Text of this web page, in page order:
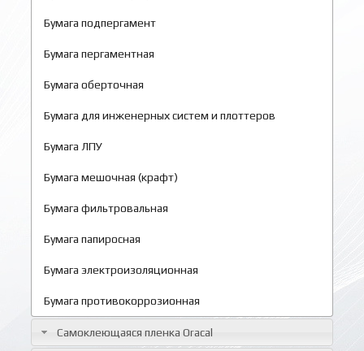
Бумага подпергамент
Бумага пергаментная
Бумага оберточная
Бумага для инженерных систем и плоттеров
Бумага ЛПУ
Бумага мешочная (крафт)
Бумага фильтровальная
Бумага папиросная
Бумага электроизоляционная
Бумага противокоррозионная
Самоклеющаяся пленка Oracal